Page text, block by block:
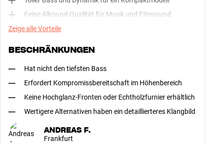
Feine Allround-Qualität für Musik und Filmsound
Zeige alle Vorteile
BESCHRÄNKUNGEN
Hat nicht den tiefsten Bass
Erfordert Kompromissbereitschaft im Höhenbereich
Keine Hochglanz-Fronten oder Echtholzfurnier erhältlich
Wertigere Alternativen haben ein detaillierteres Klangbild
ANDREAS F.
Frankfurt